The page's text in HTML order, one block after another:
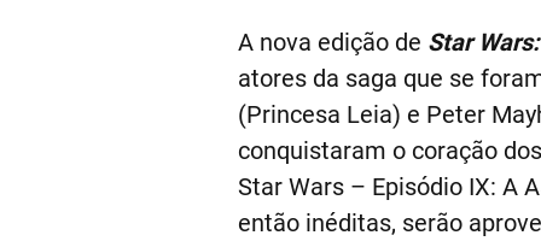
A nova edição de Star
atores da saga que se
(Princesa Leia) e Peter
conquistaram o coração
Star Wars – Episódio IX: A
então inéditas, serão